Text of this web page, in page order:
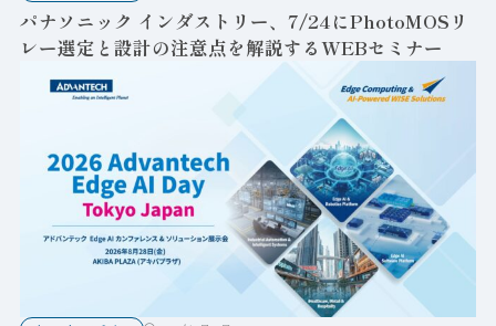
パナソニック インダストリー、7/24にPhotoMOSリ
レー選定と設計の注意点を解説するWEBセミナー